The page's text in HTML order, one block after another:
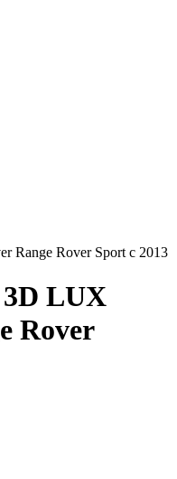
Range Rover Sport с 2013
LUX
Rover